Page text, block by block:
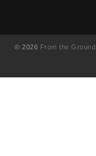
© 2026 From the